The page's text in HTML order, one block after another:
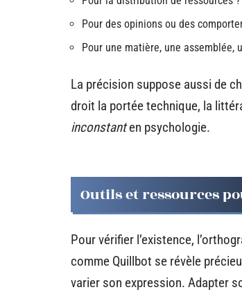
Pour des opinions ou des
Pour une matière, une assemblée,
La précision suppose aussi de
droit la portée technique, la
inconstanten psychologie.
Outils et ressources
Pour vérifier l’existence,
comme Quillbot se révèle
varier son expression. Adapter